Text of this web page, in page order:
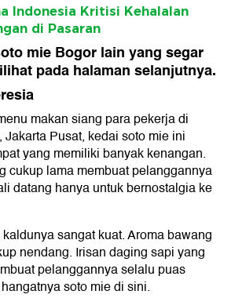
Indonesia Kritisi Kehalalan
di Pasaran
mie Bogor lain yang segar
pada halaman selanjutnya.
makan siang para pekerja di
Pusat, kedai soto mie ini
yang memiliki banyak kenangan.
cukup lama membuat pelanggannya
datang hanya untuk bernostalgia ke
sangat kuat. Aroma bawang
nendang. Irisan daging sapi yang
pelanggannya selalu puas
soto mie di sini.